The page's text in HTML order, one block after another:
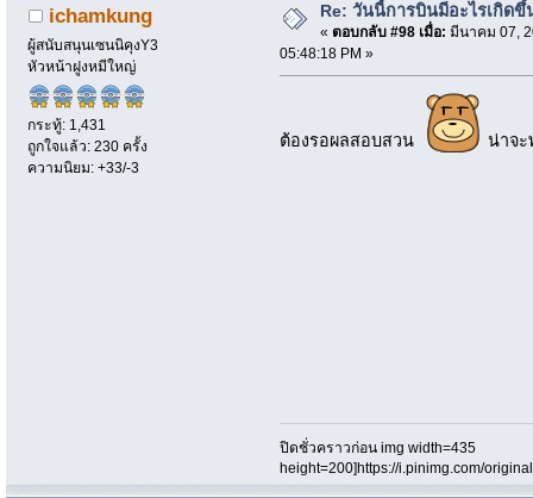
ichamkung
ผู้สนับสนุนเซนนิคุงY3
หัวหน้าฝูงหมีใหญ่
กระทู้: 1,431
ถูกใจแล้ว: 230 ครั้ง
ความนิยม: +33/-3
Re: วันนี้การบินมีอะไรเกิดขึ้
« ตอบกลับ #98 เมื่อ: มีนาคม 07,
05:48:18 PM »
ต้องรอผลสอบสวน น่าจะ
ปิดชั่วคราวก่อน img width=435
height=200]https://i.pinimg.com/